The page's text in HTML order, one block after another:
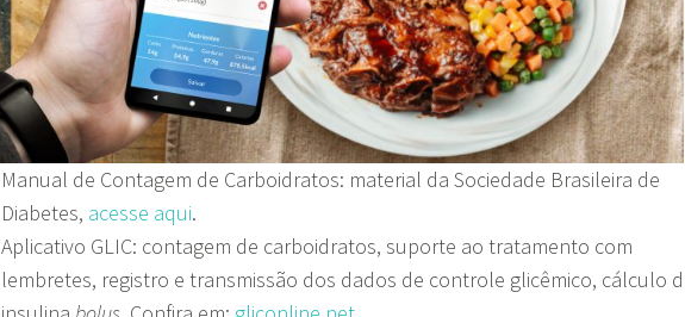
Manual de Contagem de Carboidratos: material da Sociedade Brasileira de
Diabetes, acesse aqui.
Aplicativo GLIC: contagem de carboidratos, suporte ao tratamento com
lembretes, registro e transmissão dos dados de controle glicêmico, cálculo